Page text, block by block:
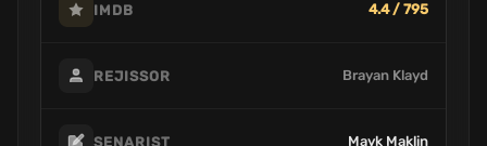
IMDB 4.4 / 795
REJISSOR Brayan Klayd
SENARIST Mayk Maklin